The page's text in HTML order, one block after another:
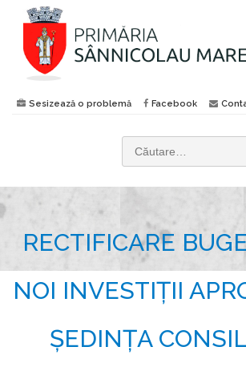
Sesizează o problemă Facebook
u
p
RECTIFICARE
NOI INVESTIȚII
ȘEDINȚA